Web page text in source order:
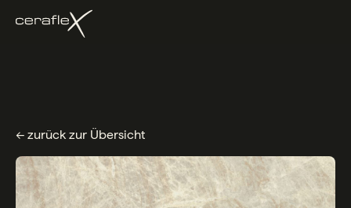
← zurück zur Übersicht